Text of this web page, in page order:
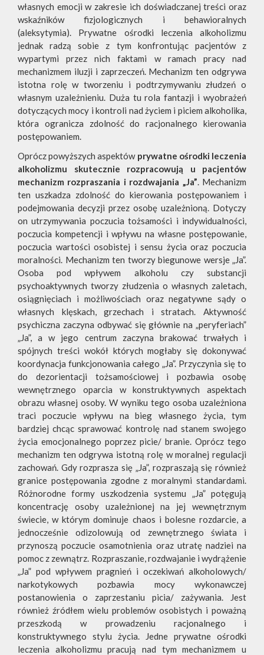
własnych emocji w zakresie ich doświadczanej treści oraz
wskaźników fizjologicznych i behawioralnych
(aleksytymia). Prywatne ośrodki leczenia alkoholizmu
jednak radzą sobie z tym konfrontując pacjentów z
wypartymi przez nich faktami w ramach pracy nad
mechanizmem iluzji i zaprzeczeń. Mechanizm ten odgrywa
istotna rolę w tworzeniu i podtrzymywaniu złudzeń o
własnym uzależnieniu. Duża tu rola fantazji i wyobrażeń
dotyczących mocy i kontroli nad życiem i piciem alkoholika,
która ogranicza zdolność do racjonalnego kierowania
postępowaniem.
Oprócz powyższych aspektów prywatne ośrodki leczenia
alkoholizmu skutecznie rozpracowują u pacjentów
mechanizm rozpraszania i rozdwajania „Ja”. Mechanizm
ten uszkadza zdolność do kierowania postępowaniem i
podejmowania decyzji przez osobę uzależnioną. Dotyczy
on utrzymywania poczucia tożsamości i indywidualności,
poczucia kompetencji i wpływu na własne postępowanie,
poczucia wartości osobistej i sensu życia oraz poczucia
moralności. Mechanizm ten tworzy biegunowe wersje „Ja”.
Osoba pod wpływem alkoholu czy substancji
psychoaktywnych tworzy złudzenia o własnych zaletach,
osiągnięciach i możliwościach oraz negatywne sądy o
własnych klęskach, grzechach i stratach. Aktywność
psychiczna zaczyna odbywać się głównie na „peryferiach”
„Ja”, a w jego centrum zaczyna brakować trwałych i
spójnych treści wokół których mogłaby się dokonywać
koordynacja funkcjonowania całego „Ja”. Przyczynia się to
do dezorientacji tożsamościowej i pozbawia osobę
wewnętrznego oparcia w konstruktywnych aspektach
obrazu własnej osoby. W wyniku tego osoba uzależniona
traci poczucie wpływu na bieg własnego życia, tym
bardziej chcąc sprawować kontrolę nad stanem swojego
życia emocjonalnego poprzez picie/ branie. Oprócz tego
mechanizm ten odgrywa istotną rolę w moralnej regulacji
zachowań. Gdy rozprasza się „Ja”, rozpraszają się również
granice postępowania zgodne z moralnymi standardami.
Różnorodne formy uszkodzenia systemu „Ja” potęgują
koncentrację osoby uzależnionej na jej wewnętrznym
świecie, w którym dominuje chaos i bolesne rozdarcie, a
jednocześnie odizolowują od zewnętrznego świata i
przynoszą poczucie osamotnienia oraz utratę nadziei na
pomoc z zewnątrz. Rozpraszanie, rozdwajanie i wydrążenie
„Ja” pod wpływem pragnień i oczekiwań alkoholowych/
narkotykowych pozbawia mocy wykonawczej
postanowienia o zaprzestaniu picia/ zażywania. Jest
również źródłem wielu problemów osobistych i poważną
przeszkodą w prowadzeniu racjonalnego i
konstruktywnego stylu życia. Jedne prywatne ośrodki
leczenia alkoholizmu pracują nad tym mechanizmem u